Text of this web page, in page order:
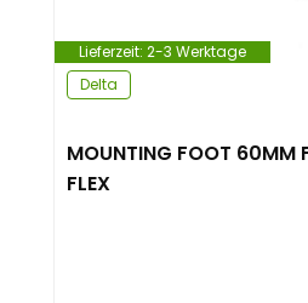
Lieferzeit: 2-3 Werktage
Delta
MOUNTING FOOT
FLEX